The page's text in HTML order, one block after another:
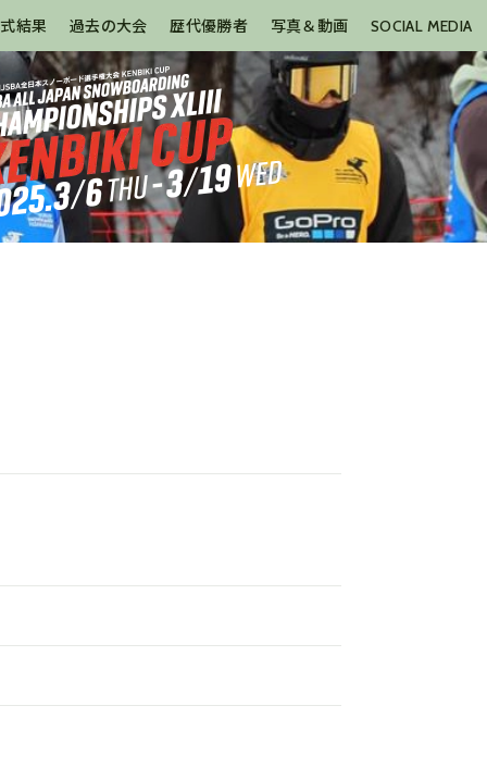
結果 過去の大会 歴代優勝者 写真＆動画 SOCIAL MEDIA